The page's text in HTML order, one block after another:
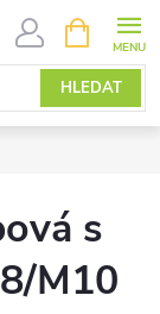
HLEDAT
NÁKUPNÍ
KOŠÍK
s
M10